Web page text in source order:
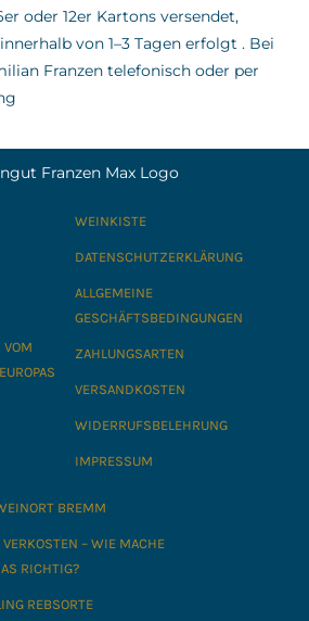
oder 12er Kartons versendet,
von 1–3 Tagen erfolgt . Bei
Franzen telefonisch oder per
VOM
WEINKISTE
DATENSCHUTZERKLÄRUNG
ALLGEMEINE
GESCHÄFTSBEDINGUNGEN
ZAHLUNGSARTEN
VERSANDKOSTEN
WIDERRUFSBELEHRUNG
IMPRESSUM
BREMM
– WIE MACHE
RICHTIG?
REBSORTE